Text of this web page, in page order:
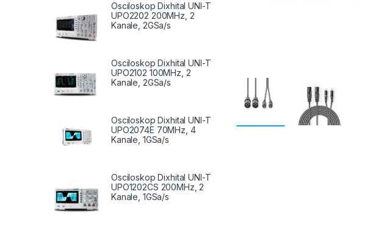
Osciloskop Dixhital UNI-T
UPO2202 200MHz, 2
Kanale, 2GSa/s
Osciloskop Dixhital UNI-T
UPO2102 100MHz, 2
Kanale, 2GSa/s
Osciloskop Dixhital UNI-T
UPO2074E 70MHz, 4
Kanale, 1GSa/s
Osciloskop Dixhital UNI-T
UPO1202CS 200MHz, 2
Kanale, 1GSa/s